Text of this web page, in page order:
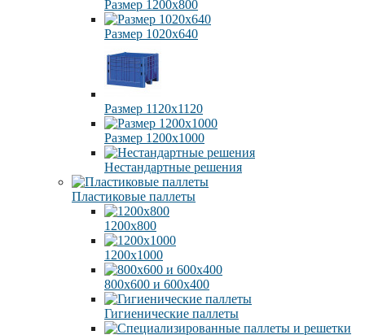
Размер 1200х800
Размер 1020х640
Размер 1120х1120
Размер 1200х1000
Нестандартные решения
Пластиковые паллеты
1200х800
1200х1000
800х600 и 600х400
Гигиенические паллеты